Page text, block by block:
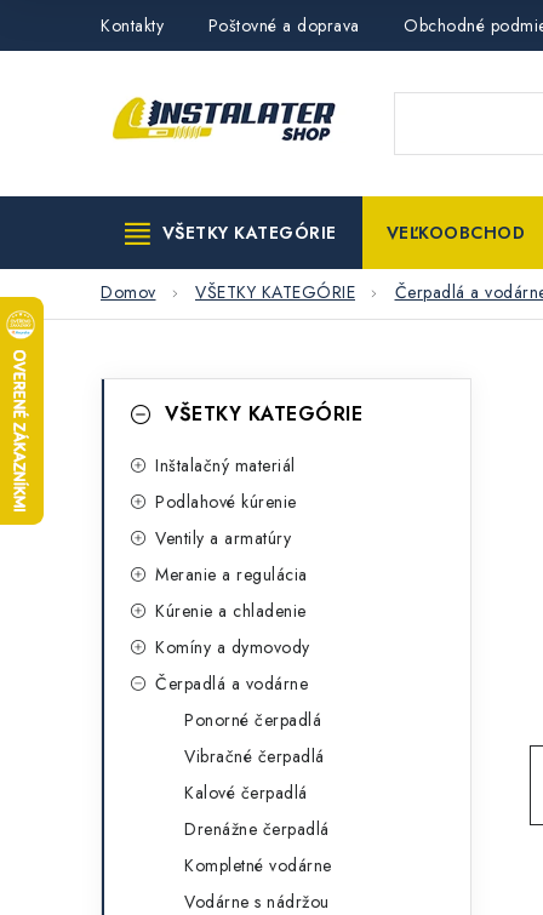
Kontakty Poštovné a doprava Obchodné
VŠETKY KATEGÓRIE VEĽKOOBCHOD
Domov VŠETKY KATEGÓRIE Čerpadlá a
kategórieVŠETKY KATEGÓRIE
Inštalačný materiál
Podlahové kúrenie
Ventily a armatúry
Meranie a regulácia
Kúrenie a chladenie
Komíny a dymovody
Čerpadlá a vodárne
Ponorné čerpadlá
Vibračné čerpadlá
Kalové čerpadlá
Drenážne čerpadlá
Kompletné vodárne
Vodárne s nádržou